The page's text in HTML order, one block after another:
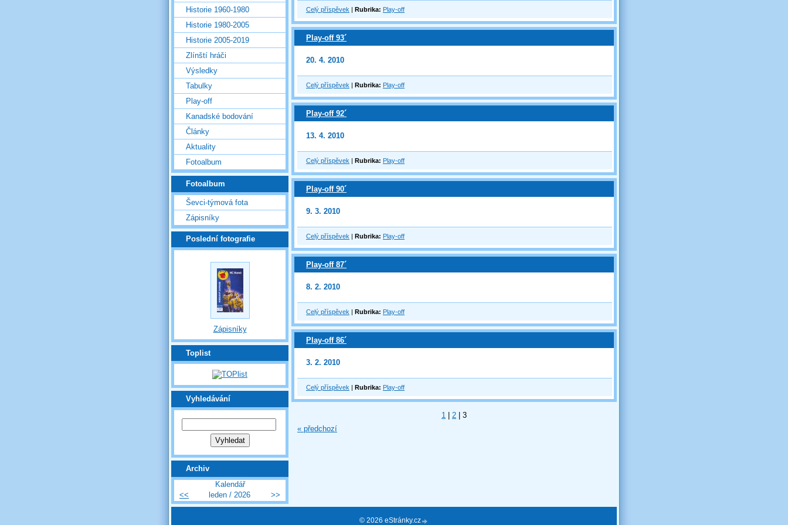
Celý příspěvek | Rubrika: Play-off
Play-off 93´
20. 4. 2010
Celý příspěvek | Rubrika: Play-off
Play-off 92´
13. 4. 2010
Celý příspěvek | Rubrika: Play-off
Play-off 90´
9. 3. 2010
Celý příspěvek | Rubrika: Play-off
Play-off 87´
8. 2. 2010
Celý příspěvek | Rubrika: Play-off
Play-off 86´
3. 2. 2010
Celý příspěvek | Rubrika: Play-off
« předchozí
1 2 3
Historie 1960-1980
Historie 1980-2005
Historie 2005-2019
Zlínští hráči
Výsledky
Tabulky
Play-off
Kanadské bodování
Články
Aktuality
Fotoalbum
Fotoalbum
Ševci-týmová fota
Zápisníky
Poslední fotografie
Zápisníky
Toplist
Vyhledávání
Archiv
Kalendář
<<
leden / 2026 >>
© 2026 eStránky.cz